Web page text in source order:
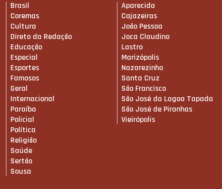
Brasil
Coremas
Cultura
Direto da Redação
Educação
Especial
Esportes
Famosos
Geral
Internacional
Paraíba
Policial
Política
Religião
Saúde
Sertão
Sousa
Aparecida
Cajazeiras
João Pessoa
Joca Claudino
Lastro
Marizópolis
Nazarezinho
Santa Cruz
São Francisco
São José da Lagoa Tapada
São José de Piranhas
Vieirópolis